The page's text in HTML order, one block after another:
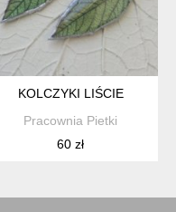
KOLCZYKI LIŚCIE
Pracownia Pietki
60 zł